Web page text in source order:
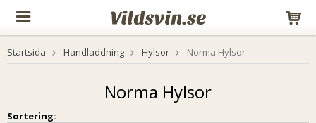
Startsida Handladdning Hylsor Norma Hylsor
Norma Hylsor
Sortering: